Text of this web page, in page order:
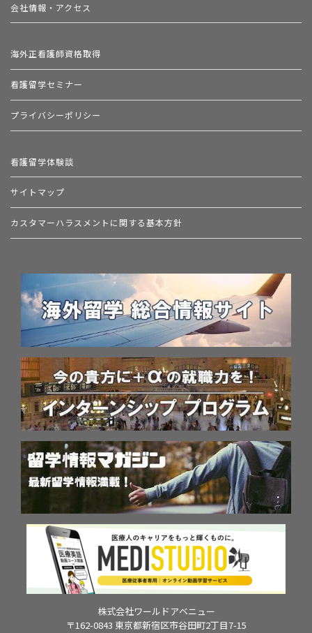
会社情報・アクセス
海外正看護師資格取得
看護留学セミナー
プライバシーポリシー
看護留学体験談
サイトマップ
カスタマーハラスメントに関する基本方針
株式会社ワールドアベニュー
〒162-0843 東京都新宿区市谷田町2丁目7-15